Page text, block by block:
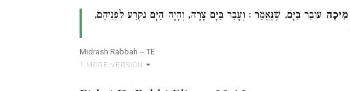
מִיכָה עוֹבֵר בַּיָּם, שֶׁנֶּאֱמַר : וְעָבַר בַּיָּם צָרָה, וְהָיָה הַיָּם נִקְרַע לִפְנֵיהֶם,
Midrash Rabbah -- TE
1 MORE VERSION